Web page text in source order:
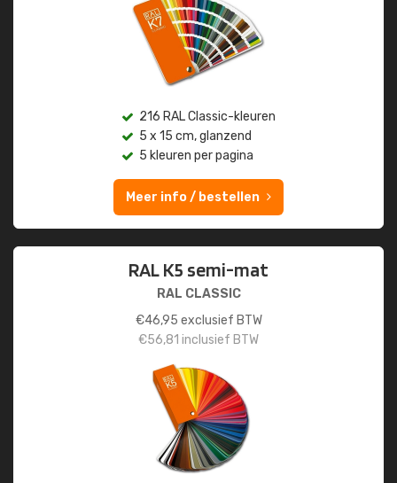
216 RAL Classic-kleuren
5 x 15 cm, glanzend
5 kleuren per pagina
Meer info / bestellen
RAL K5 semi-mat
RAL CLASSIC
€46,95 exclusief BTW
€56,81 inclusief BTW